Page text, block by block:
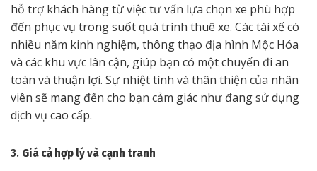
hỗ trợ khách hàng từ việc tư vấn lựa chọn xe phù hợp
đến phục vụ trong suốt quá trình thuê xe. Các tài xế có
nhiều năm kinh nghiệm, thông thạo địa hình Mộc Hóa
và các khu vực lân cận, giúp bạn có một chuyến đi an
toàn và thuận lợi. Sự nhiệt tình và thân thiện của nhân
viên sẽ mang đến cho bạn cảm giác như đang sử dụng
dịch vụ cao cấp.
3. Giá cả hợp lý và cạnh tranh